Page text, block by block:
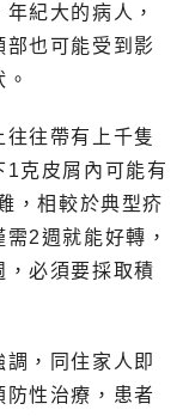
紀大的病人，
也可能受到影
往帶有上千隻
克皮屑內可能有
，相較於典型疥
2週就能好轉，
必須要採取積
，同住家人即
性治療，患者